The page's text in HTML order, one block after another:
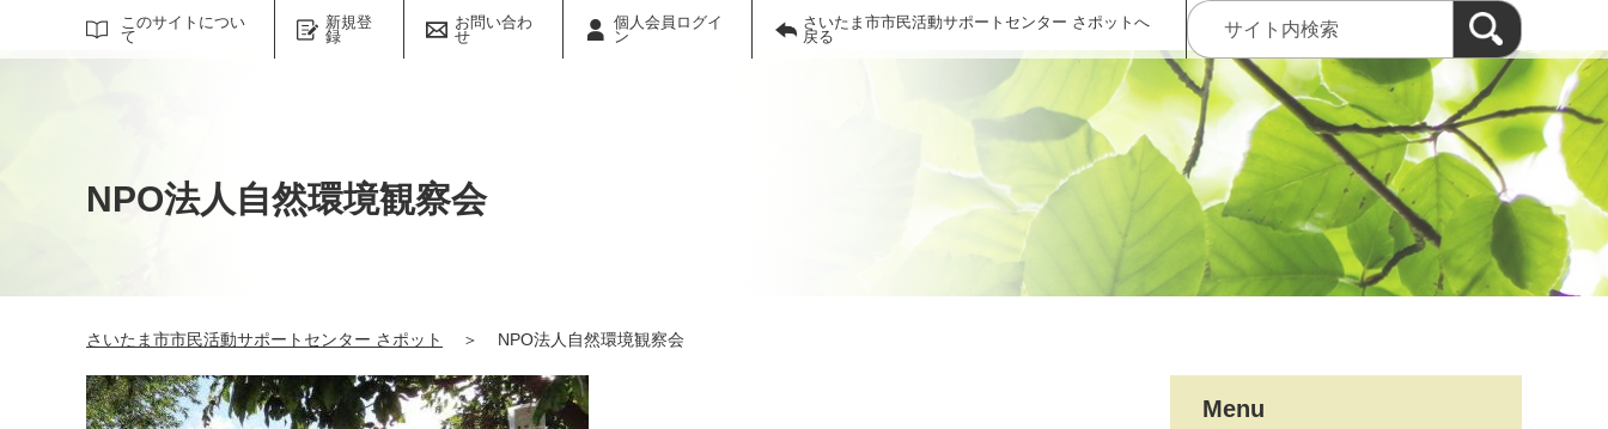
このサイトについ
て
新規登
録
お問い合わ
せ
個人会員ログイ
ン
さいたま市市民活動サポートセンター さポットへ
戻る
サイト内検索
NPO法人自然環境観察会
さいたま市市民活動サポートセンター さポット ＞ NPO法人自然環境観察会
Menu